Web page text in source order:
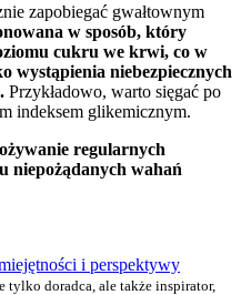
zapobiegać gwałtownym
w sposób, który
cukru we krwi, co w
wystąpienia niebezpiecznych
Przykładowo, warto sięgać po
indeksem glikemicznym.
regularnych
niepożądanych wahań
i perspektywy
tylko doradca, ale także inspirator,